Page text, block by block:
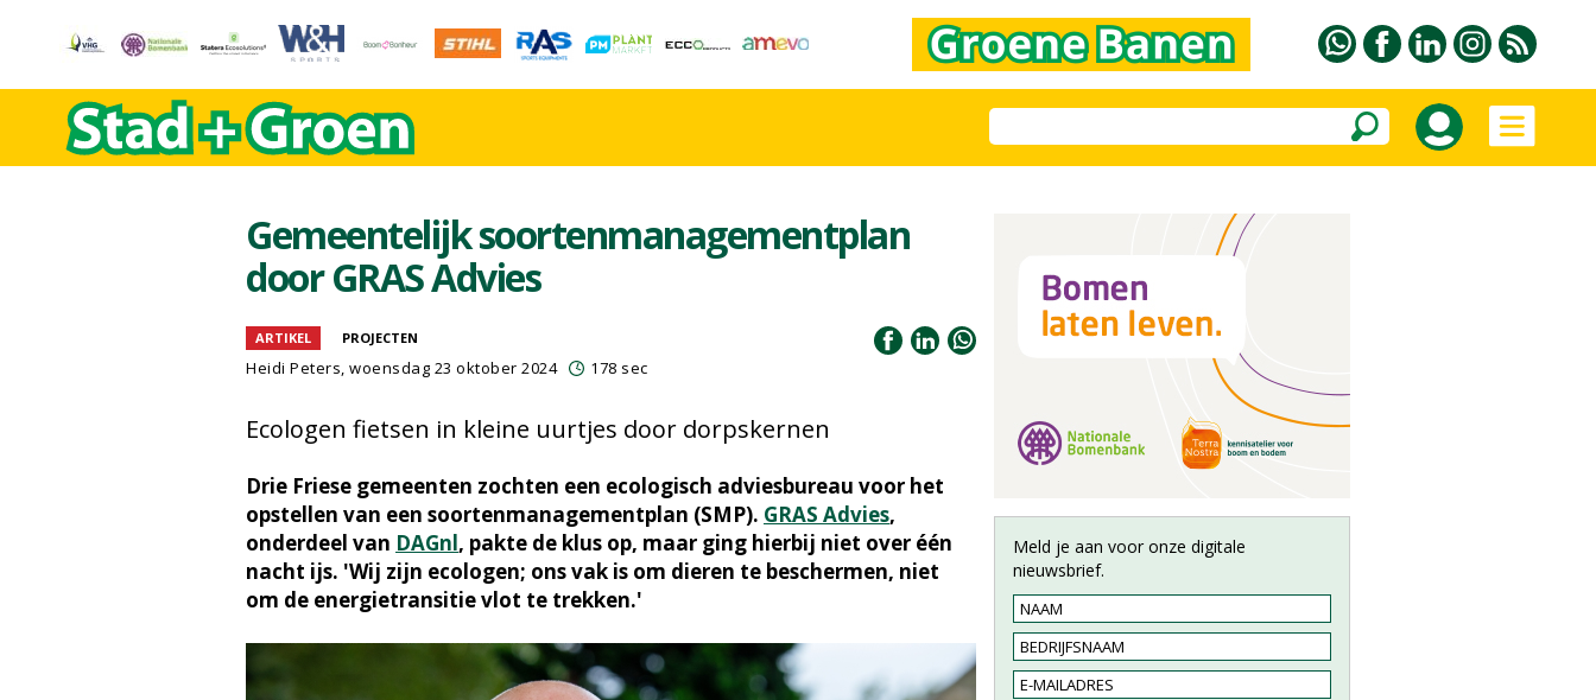
Gemeentelijk soortenmanagementplan
door GRAS Advies
ARTIKEL PROJECTEN
Heidi Peters, woensdag 23 oktober 2024 178 sec
Ecologen fietsen in kleine uurtjes door dorpskernen
Drie Friese gemeenten zochten een ecologisch adviesbureau voor het
opstellen van een soortenmanagementplan (SMP). GRAS Advies,
onderdeel van DAGnl, pakte de klus op, maar ging hierbij niet over één
nacht ijs. 'Wij zijn ecologen; ons vak is om dieren te beschermen, niet
om de energietransitie vlot te trekken.'
Meld je aan voor onze digitale
nieuwsbrief.